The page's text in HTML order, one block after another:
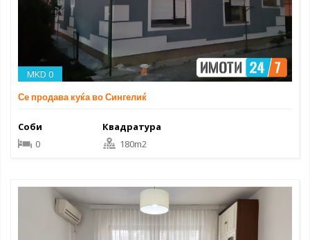
MKD 0
Се продава куќа во Сингелиќ
Соби
0
Квадратура
180m2